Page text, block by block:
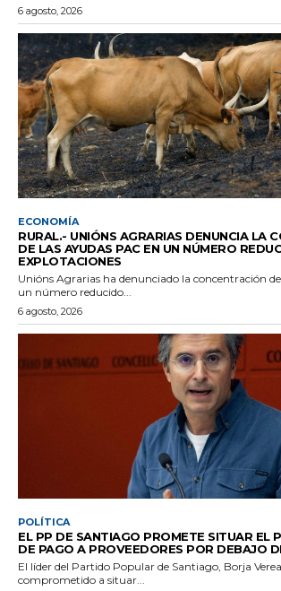
6 agosto, 2026
ECONOMÍA
RURAL.- UNIÓNS AGRARIAS DENUNCIA LA
DE LAS AYUDAS PAC EN UN NÚMERO
EXPLOTACIONES
Unións Agrarias ha denunciado la concentración
un número reducido...
6 agosto, 2026
POLÍTICA
EL PP DE SANTIAGO PROMETE SITUAR EL
DE PAGO A PROVEEDORES POR DEBAJO
El líder del Partido Popular de Santiago, Borja
comprometido a situar...